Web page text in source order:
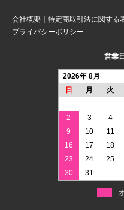
会社概要 特定商取引法に関する
プライバシーポリシー
営業
2026年 8月
日
月 火
2
3 4
9
10 11
16
17 18
23
24 25
30
31